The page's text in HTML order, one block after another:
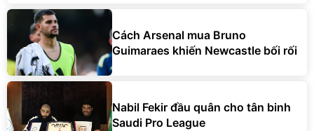
Cách Arsenal mua Bruno
Guimaraes khiến Newcastle bối rối
Nabil Fekir đầu quân cho tân binh
Saudi Pro League